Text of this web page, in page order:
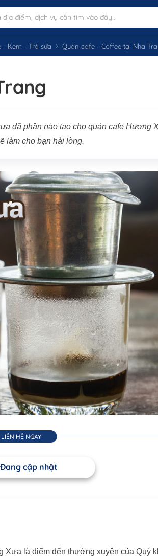
- Kem - Trà sữa Quán cafe - Coffee tại Nha
đã phần nào tạo cho quán cafe Hương
làm cho bạn hài lòng.
LIÊN HỆ NGAY
cập nhật
là điểm đến thường xuyên của Quý